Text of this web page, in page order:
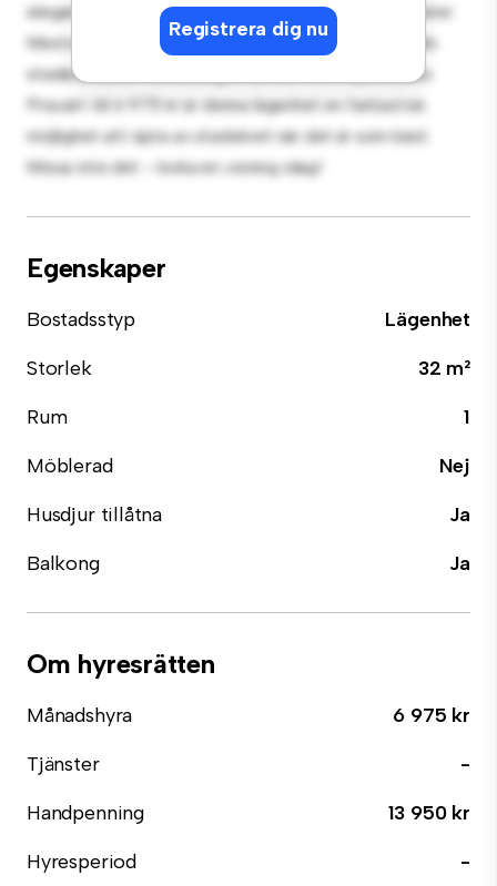
Registrera dig nu
eleganta köket är utrustat med förstklassiga apparater.
Med sitt utmärkta läge ligger du bara några steg från
stadens bästa restauranger, butiker och nöjesställen.
Prisvärt till 6 975 kr är denna lägenhet en fantastisk
möjlighet att njuta av stadslivet när det är som bäst.
Missa inte det – boka en visning idag!
Egenskaper
Bostadsstyp
Lägenhet
Storlek
32 m²
Rum
1
Möblerad
Nej
Husdjur tillåtna
Ja
Balkong
Ja
Om hyresrätten
Månadshyra
6 975 kr
Tjänster
-
Handpenning
13 950 kr
Hyresperiod
-